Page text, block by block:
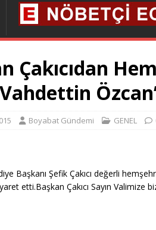
Çakıcıdan
Boyabat Gündemi GENEL
Başkanı Şefik Çakıcı değerli
etti.Başkan Çakıcı Sayın